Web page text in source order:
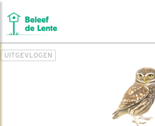
UITGEVLOGEN